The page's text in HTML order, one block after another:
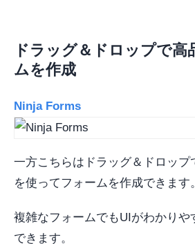
ドラッグ＆ドロップで高
ムを作成
Ninja Forms
一方こちらはドラッグ＆ドロップ
を使ってフォームを作成できます。
複雑なフォームでもUIがわかりや
できます。